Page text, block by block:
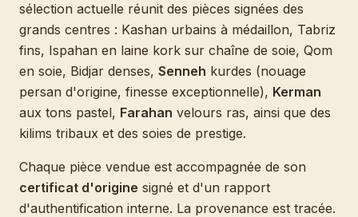
sélection actuelle réunit des pièces signées des
grands centres : Kashan urbains à médaillon, Tabriz
fins, Ispahan en laine kork sur chaîne de soie, Qom
en soie, Bidjar denses, Senneh kurdes (nouage
persan d'origine, finesse exceptionnelle), Kerman
aux tons pastel, Farahan velours ras, ainsi que des
kilims tribaux et des soies de prestige.
Chaque pièce vendue est accompagnée de son
certificat d'origine signé et d'un rapport
d'authentification interne. La provenance est tracée.